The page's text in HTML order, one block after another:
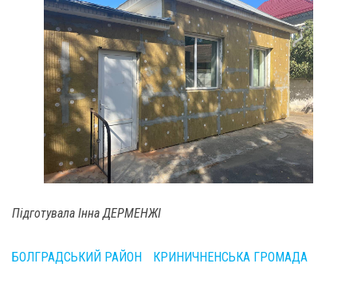
Підготувала Інна ДЕРМЕНЖІ
БОЛГРАДСЬКИЙ РАЙОН КРИНИЧНЕНСЬКА ГРОМАДА